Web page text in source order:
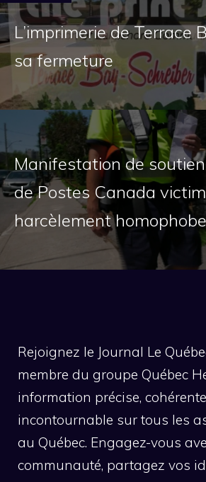
L’imprimerie de Terrace
sa fermeture
Manifestation de soutien
de Postes Canada
harcèlement homophobe
Rejoignez le Journal Le
membre du groupe Québec
information précise,
incontournable sur tous les
au Québec. Engagez-vous
communauté, partagez vos